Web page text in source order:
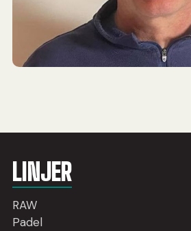
LINJER
RAW
Padel